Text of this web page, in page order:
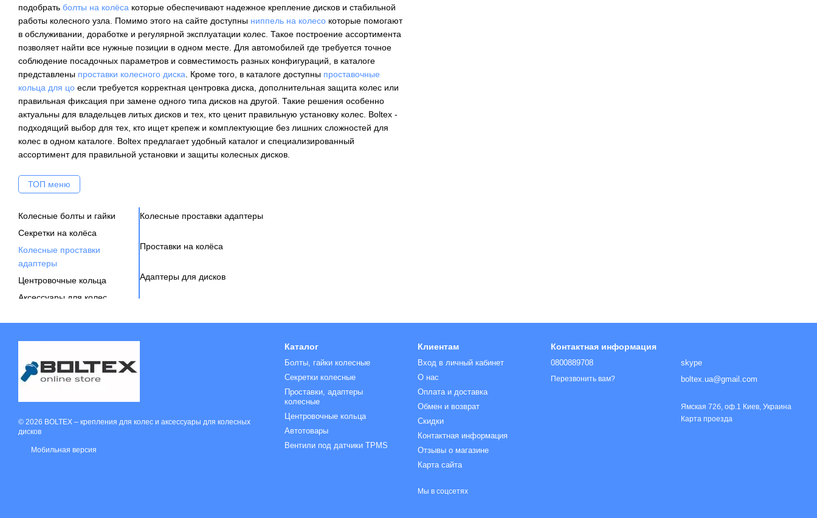
подобрать болты на колёса которые обеспечивают надежное крепление дисков и стабильной
работы колесного узла. Помимо этого на сайте доступны ниппель на колесо которые помогают
в обслуживании, доработке и регулярной эксплуатации колес. Такое построение ассортимента
позволяет найти все нужные позиции в одном месте. Для автомобилей где требуется точное
соблюдение посадочных параметров и совместимость разных конфигураций, в каталоге
представлены проставки колесного диска. Кроме того, в каталоге доступны проставочные
кольца для цо если требуется корректная центровка диска, дополнительная защита колес или
правильная фиксация при замене одного типа дисков на другой. Такие решения особенно
актуальны для владельцев литых дисков и тех, кто ценит правильную установку колес. Boltex -
подходящий выбор для тех, кто ищет крепеж и комплектующие без лишних сложностей для
колес в одном каталоге. Boltex предлагает удобный каталог и специализированный
ассортимент для правильной установки и защиты колесных дисков.
ТОП меню
Колесные болты и гайки
Секретки на колёса
Колесные проставки
адаптеры
Центровочные кольца
Аксессуары для колес
Колесные проставки адаптеры
Проставки на колёса
Адаптеры для дисков
© 2026 BOLTEX – крепления для колес и аксессуары для колесных
дисков
Мобильная версия
Каталог
Болты, гайки колесные
Секретки колесные
Проставки, адаптеры
колесные
Центровочные кольца
Автотовары
Вентили под датчики TPMS
Клиентам
Вход в личный кабинет
О нас
Оплата и доставка
Обмен и возврат
Скидки
Контактная информация
Отзывы о магазине
Карта сайта
Мы в соцсетях
Контактная информация
0800889708
Перезвонить вам?
skype
boltex.ua@gmail.com
Ямская 72б, оф.1 Киев, Украина
Карта проезда